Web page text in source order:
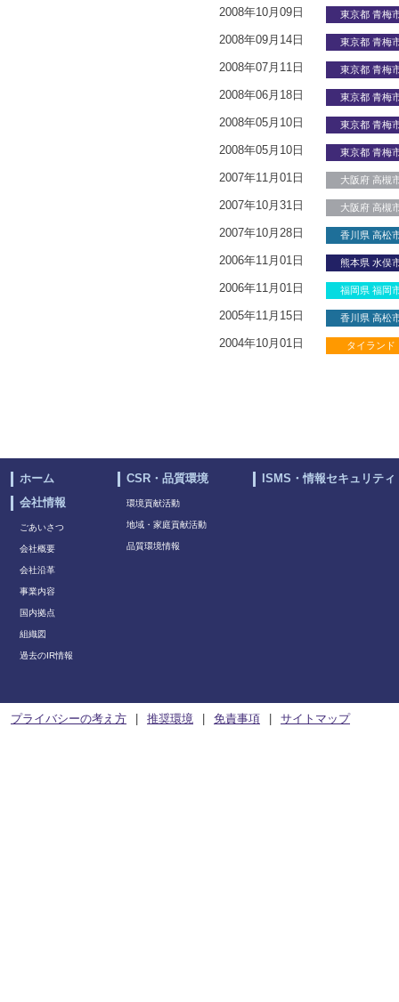
2008年10月09日 東京都 青梅
2008年09月14日 東京都 青梅
2008年07月11日 東京都 青梅
2008年06月18日 東京都 青梅
2008年05月10日 東京都 青梅
2008年05月10日 東京都 青梅
2007年11月01日 大阪府 高槻
2007年10月31日 大阪府 高槻
2007年10月28日 香川県 高松
2006年11月01日 熊本県 水俣
2006年11月01日 福岡県 福岡
2005年11月15日 香川県 高松
2004年10月01日 タイランド
ホーム
会社情報
ごあいさつ
会社概要
会社沿革
事業内容
国内拠点
組織図
過去のIR情報
CSR・品質環境
環境貢献活動
地域・家庭貢献活動
品質環境情報
ISMS・情報セキュリティ
プライバシーの考え方 推奨環境 免責事項 サイトマップ